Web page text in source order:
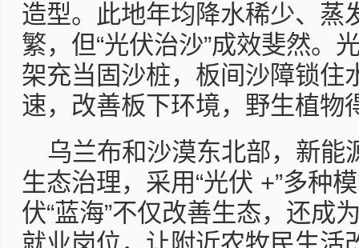
造型。此地年均降水稀少、蒸
繁，但“光伏治沙”成效斐然。
架充当固沙桩，板间沙障锁住
速，改善板下环境，野生植物
乌兰布和沙漠东北部，新能
生态治理，采用“光伏 +”多种
伏“蓝海”不仅改善生态，还成